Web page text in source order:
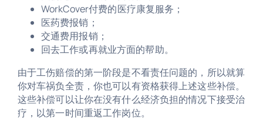
WorkCover付费的医疗康复服务 ；
医药费报销；
交通费用报销；
回去工作或再就业方面的帮助。
由于工伤赔偿的第一阶段是不看责任问题的，所以就算
你对车祸负全责，你也可以有资格获得上述这些补偿。
这些补偿可以让你在没有什么经济负担的情况下接受治
疗，以第一时间重返工作岗位。